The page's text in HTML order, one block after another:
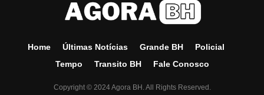
Home Últimas Notícias Grande BH
Policial
Tempo
Transito BH Fale Conosco
Copyright © 2024 Agora BH. All Rights Reserved.